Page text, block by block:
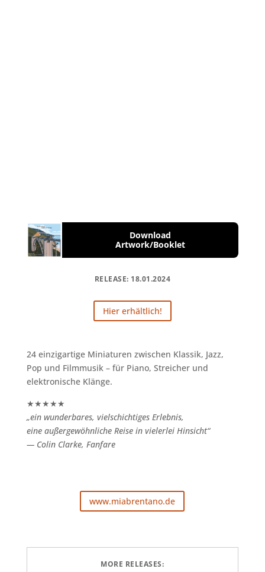
Download
Artwork/Booklet
RELEASE: 18.01.2024
Hier erhältlich!
24 einzigartige Miniaturen zwischen Klassik, Jazz,
Pop und Filmmusik – für Piano, Streicher und
elektronische Klänge.
★★★★★
„ein wunderbares, vielschichtiges Erlebnis,
eine außergewöhnliche Reise in vielerlei Hinsicht“
— Colin Clarke, Fanfare
www.miabrentano.de
MORE RELEASES: